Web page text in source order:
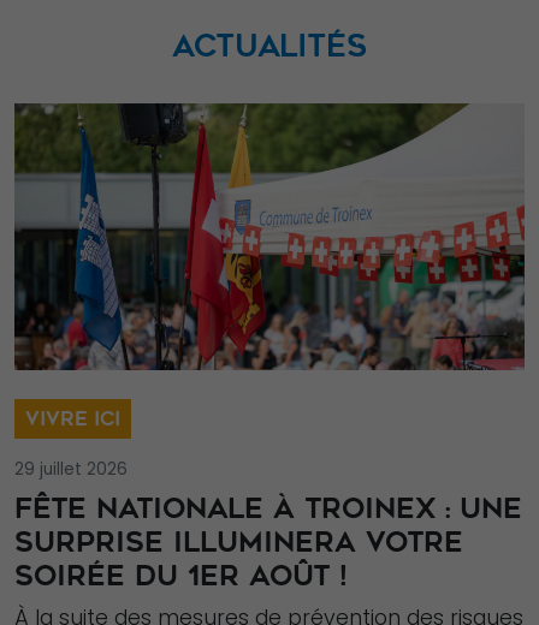
ACTUALITÉS
VIVRE ICI
29 juillet 2026
FÊTE NATIONALE À TROINEX : UNE
SURPRISE ILLUMINERA VOTRE
SOIRÉE DU 1ER AOÛT !
À la suite des mesures de prévention des risques